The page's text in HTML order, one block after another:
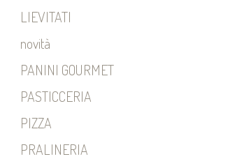
LIEVITATI
novità
PANINI GOURMET
PASTICCERIA
PIZZA
PRALINERIA